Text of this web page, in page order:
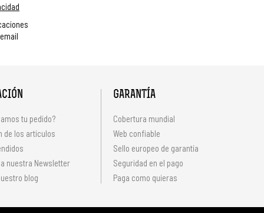
tu pedido?
de los artículos
nuestra Newsletter
blog
GARANTÍA
Cobertura mundial
Web confiable
Sello europeo de garantía
Seguridad en el pago
Paga como quieras